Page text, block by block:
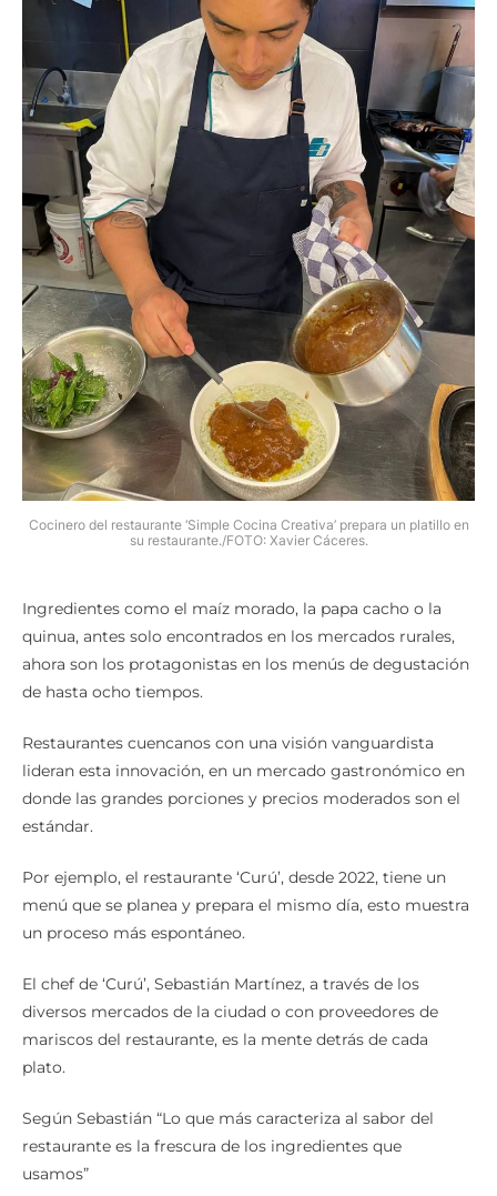
Cocinero del restaurante ‘Simple Cocina Creativa’ prepara un platillo en
su restaurante./FOTO: Xavier Cáceres.
Ingredientes como el maíz morado, la papa cacho o la
quinua, antes solo encontrados en los mercados rurales,
ahora son los protagonistas en los menús de degustación
de hasta ocho tiempos.
Restaurantes cuencanos con una visión vanguardista
lideran esta innovación, en un mercado gastronómico en
donde las grandes porciones y precios moderados son el
estándar.
Por ejemplo, el restaurante ‘Curú’, desde 2022, tiene un
menú que se planea y prepara el mismo día, esto muestra
un proceso más espontáneo.
El chef de ‘Curú’, Sebastián Martínez, a través de los
diversos mercados de la ciudad o con proveedores de
mariscos del restaurante, es la mente detrás de cada
plato.
Según Sebastián “Lo que más caracteriza al sabor del
restaurante es la frescura de los ingredientes que
usamos”